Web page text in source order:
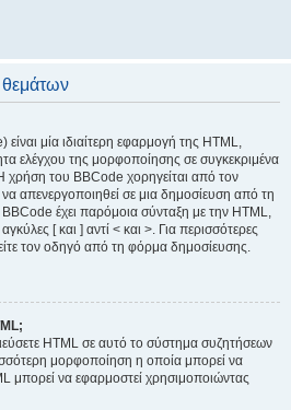
μία ιδιαίτερη εφαρμογή της HTML,
ελέγχου της μορφοποίησης σε συγκεκριμένα
χρήση του BBCode χορηγείται από τον
να απενεργοποιηθεί σε μια δημοσίευση από τη
έχει παρόμοια σύνταξη με την HTML,
[ και ] αντί < και >. Για περισσότερες
τον οδηγό από τη φόρμα δημοσίευσης.
HTML σε αυτό το σύστημα συζητήσεων
μορφοποίηση η οποία μπορεί να
μπορεί να εφαρμοστεί χρησιμοποιώντας